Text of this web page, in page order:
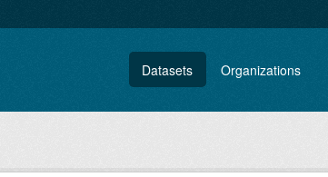
Datasets Organizations